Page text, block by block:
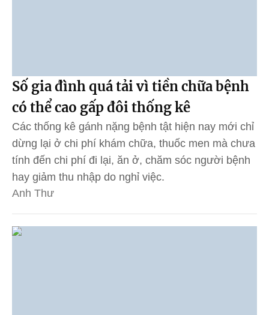
Số gia đình quá tải vì tiền chữa bệnh
có thể cao gấp đôi thống kê
Các thống kê gánh nặng bệnh tật hiện nay mới chỉ
dừng lại ở chi phí khám chữa, thuốc men mà chưa
tính đến chi phí đi lại, ăn ở, chăm sóc người bệnh
hay giảm thu nhập do nghỉ việc.
Anh Thư